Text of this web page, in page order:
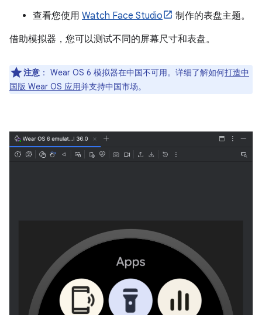
查看您使用 Watch Face Studio
制作的表盘主题。
借助模拟器，您可以测试不同的屏幕尺寸和表盘。
注意 ： Wear OS 6 模拟器在中国不可用。详细了解如何打造中
国版 Wear OS 应用并支持中国市场。